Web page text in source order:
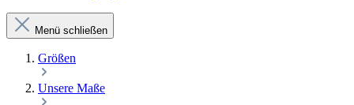
Menü schließen
Größen
Unsere Maße